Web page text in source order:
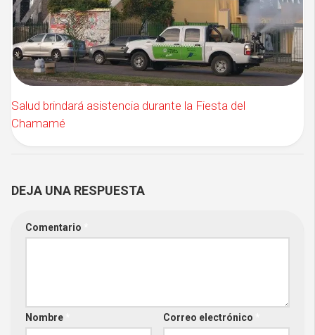
Salud brindará asistencia durante la Fiesta del
Chamamé
DEJA UNA RESPUESTA
Comentario
Nombre Correo electrónico